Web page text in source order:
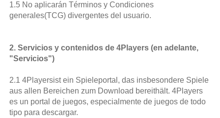
1.5 No aplicarán Términos y Condiciones
generales(TCG) divergentes del usuario.
2. Servicios y contenidos de 4Players (en adelante,
"Servicios")
2.1 4Playersist ein Spieleportal, das insbesondere Spiele
aus allen Bereichen zum Download bereithält. 4Players
es un portal de juegos, especialmente de juegos de todo
tipo para descargar.